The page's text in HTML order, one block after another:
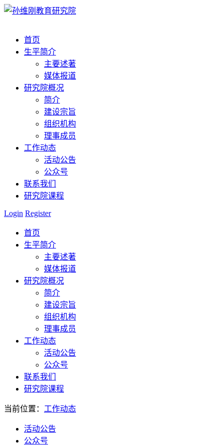
首页
生平简介
主要述著
媒体报道
研究院概况
简介
建设宗旨
组织机构
理事成员
工作动态
活动公告
公众号
联系我们
研究院课程
Login Register
首页
生平简介
主要述著
媒体报道
研究院概况
简介
建设宗旨
组织机构
理事成员
工作动态
活动公告
公众号
联系我们
研究院课程
当前位置： 工作动态
活动公告
公众号